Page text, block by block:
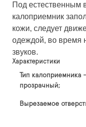
Под естественным
калоприемник
кожи, следует
одеждой, во время
звуков.
Характеристики
Тип
прозрачный;
Вырезаемое